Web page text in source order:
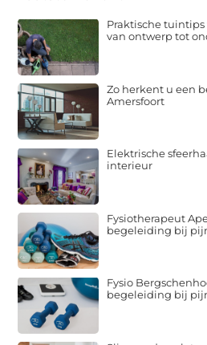
Praktische tuintips
van ontwerp tot
Zo herkent u een
Amersfoort
Elektrische
interieur
Fysiotherapeut
begeleiding bij
Fysio
begeleiding bij